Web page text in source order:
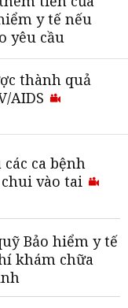
y tế nếu
yêu cầu
thành quả
AIDS
ca bệnh
vào tai
Bảo hiểm y tế
khám chữa